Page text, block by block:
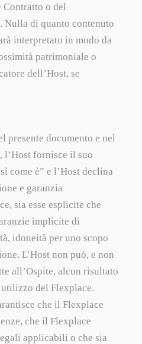
o del
Nulla di quanto contenuto
interpretato in modo da
patrimoniale o
dell’Host, se
presente documento e nel
l’Host fornisce il suo
come è” e l’Host declina
e garanzia
sia esse esplicite che
implicite di
idoneità per uno scopo
L’Host non può, e non
all’Ospite, alcun risultato
del Flexplace.
che il Flexplace
che il Flexplace
applicabili o che sia